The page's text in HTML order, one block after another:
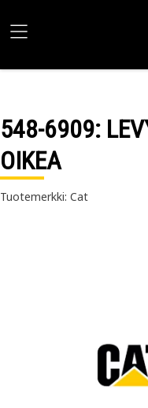
548-6909:
OIKEA
Tuotemerkki: Cat